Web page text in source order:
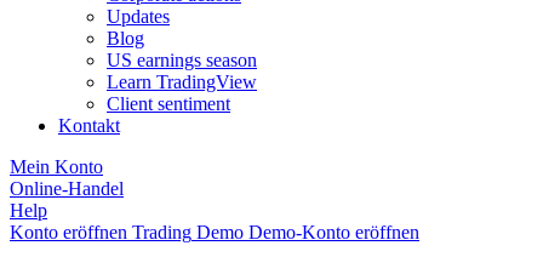
Updates
Blog
US earnings season
Learn TradingView
Client sentiment
Kontakt
Mein Konto
Online-Handel
Help
Konto eröffnen Trading Demo Demo-Konto eröffnen